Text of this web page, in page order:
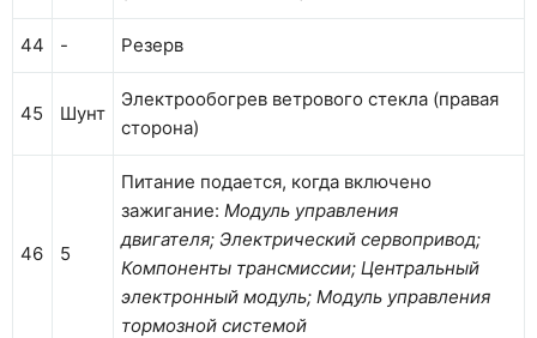
44 - Резерв
45 Шунт
Электрообогрев ветрового стекла (правая
сторона)
46 5
Питание подается, когда включено
зажигание: Модуль управления
двигателя; Электрический сервопривод;
Компоненты трансмиссии; Центральный
электронный модуль; Модуль управления
тормозной системой